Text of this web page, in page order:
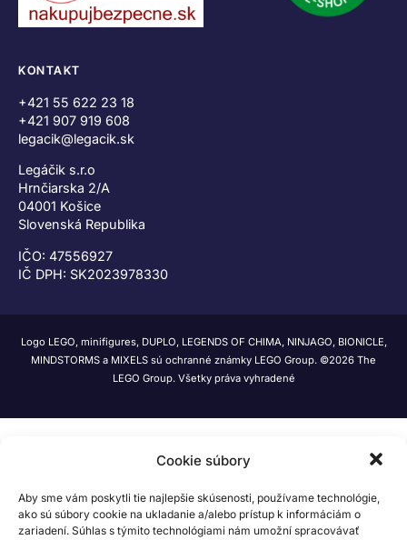
Cookie súbory
Aby sme vám poskytli tie najlepšie skúsenosti, používame technológie,
ako sú súbory cookie na ukladanie a/alebo prístup k informáciám o
zariadení. Súhlas s týmito technológiami nám umožní spracovávať
KONTAKT
+421 55 622 23 18
+421 907 919 608
legacik@legacik.sk
Legáčik s.r.o
Hrnčiarska 2/A
04001 Košice
Slovenská Republika
IČO: 47556927
IČ DPH: SK2023978330
Logo LEGO, minifigures, DUPLO, LEGENDS OF CHIMA, NINJAGO, BIONICLE,
MINDSTORMS a MIXELS sú ochranné známky LEGO Group. ©2026 The
LEGO Group. Všetky práva vyhradené